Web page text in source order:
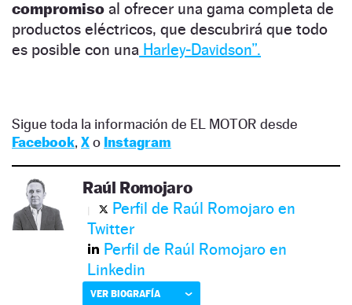
compromiso al ofrecer una gama completa de
productos eléctricos, que descubrirá que todo
es posible con una Harley-Davidson”.
Sigue toda la información de EL MOTOR desde
Facebook, Xo Instagram
Raúl Romojaro
Perfil de Raúl Romojaro en
Twitter
Perfil de Raúl Romojaro en
Linkedin
VER BIOGRAFÍA